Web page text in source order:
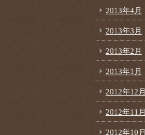
2013年4月
2013年3月
2013年2月
2013年1月
2012年12月
2012年11月
2012年10月